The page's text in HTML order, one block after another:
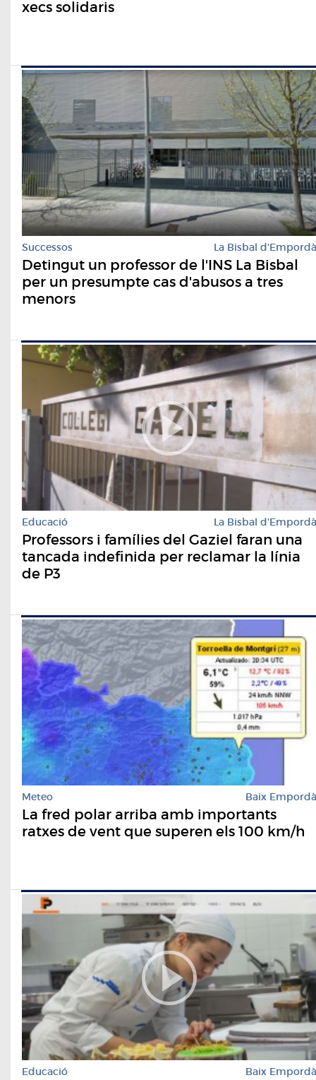
xecs solidaris
Successos La Bisbal d'Empordà
Detingut un professor de l'INS La Bisbal
per un presumpte cas d'abusos a tres
menors
Educació La Bisbal d'Empordà
Professors i famílies del Gaziel faran una
tancada indefinida per reclamar la línia
de P3
Meteo Baix Empordà
La fred polar arriba amb importants
ratxes de vent que superen els 100 km/h
Educació Baix Empordà